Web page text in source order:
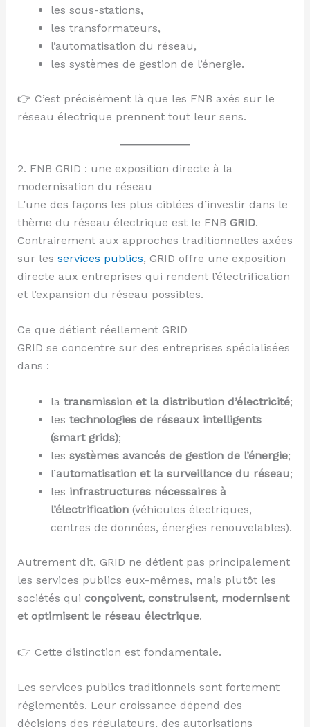
les sous-stations,
les transformateurs,
l’automatisation du réseau,
les systèmes de gestion de l’énergie.
👉 C’est précisément là que les FNB axés sur le
réseau électrique prennent tout leur sens.
2. FNB GRID : une exposition directe à la
modernisation du réseau
L’une des façons les plus ciblées d’investir dans le
thème du réseau électrique est le FNB GRID.
Contrairement aux approches traditionnelles axées
sur les services publics, GRID offre une exposition
directe aux entreprises qui rendent l’électrification
et l’expansion du réseau possibles.
Ce que détient réellement GRID
GRID se concentre sur des entreprises spécialisées
dans :
la transmission et la distribution d’électricité;
les technologies de réseaux intelligents
(smart grids);
les systèmes avancés de gestion de l’énergie;
l’automatisation et la surveillance du réseau;
les infrastructures nécessaires à
l’électrification(véhicules électriques,
centres de données, énergies renouvelables).
Autrement dit, GRID ne détient pas principalement
les services publics eux-mêmes, mais plutôt les
sociétés qui conçoivent, construisent, modernisent
et optimisent le réseau électrique.
👉 Cette distinction est fondamentale.
Les services publics traditionnels sont fortement
réglementés. Leur croissance dépend des
décisions des régulateurs, des autorisations